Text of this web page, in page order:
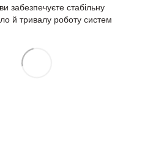
забезпечуєте стабільну
й тривалу роботу систем